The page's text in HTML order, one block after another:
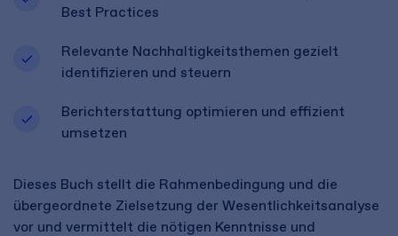
Best Practices
Relevante Nachhaltigkeitsthemen gezielt
identifizieren und steuern
Berichterstattung optimieren und effizient
umsetzen
Dieses Buch stellt die Rahmenbedingung und die
übergeordnete Zielsetzung der Wesentlichkeitsanalyse
vor und vermittelt die nötigen Kenntnisse und